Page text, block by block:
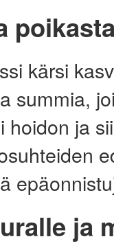
kärsi
summia,
hoidon ja
ja